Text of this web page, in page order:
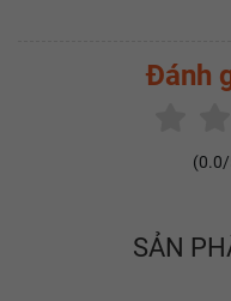
Đánh
(0.0
SẢN